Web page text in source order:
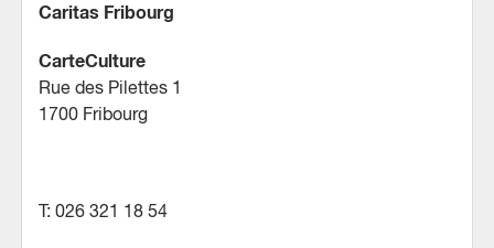
Caritas Fribourg
CarteCulture
Rue des Pilettes 1
1700 Fribourg
T: 026 321 18 54